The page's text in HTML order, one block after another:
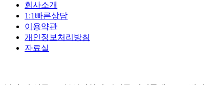
회사소개
1:1빠른상담
이용약관
개인정보처리방침
자료실